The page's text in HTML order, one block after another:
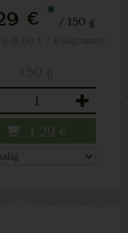
€ * / 150 g
1,29 €